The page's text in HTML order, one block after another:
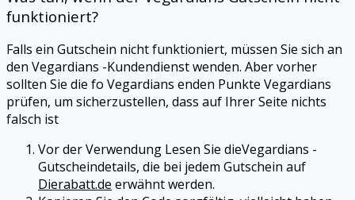
funktioniert?
Falls ein Gutschein nicht funktioniert, müssen Sie sich an
den Vegardians -Kundendienst wenden. Aber vorher
sollten Sie die fo Vegardians enden Punkte Vegardians
prüfen, um sicherzustellen, dass auf Ihrer Seite nichts
falsch ist
Vor der Verwendung Lesen Sie dieVegardians -
Gutscheindetails, die bei jedem Gutschein auf
Dierabatt.de erwähnt werden.